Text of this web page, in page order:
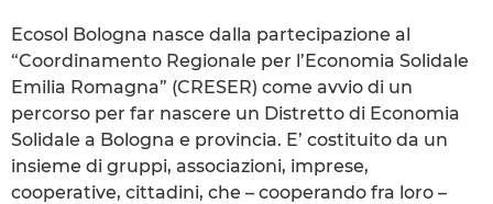
Ecosol Bologna nasce dalla partecipazione al
“Coordinamento Regionale per l’Economia Solidale
Emilia Romagna” (CRESER) come avvio di un
percorso per far nascere un Distretto di Economia
Solidale a Bologna e provincia. E’ costituito da un
insieme di gruppi, associazioni, imprese,
cooperative, cittadini, che – cooperando fra loro –